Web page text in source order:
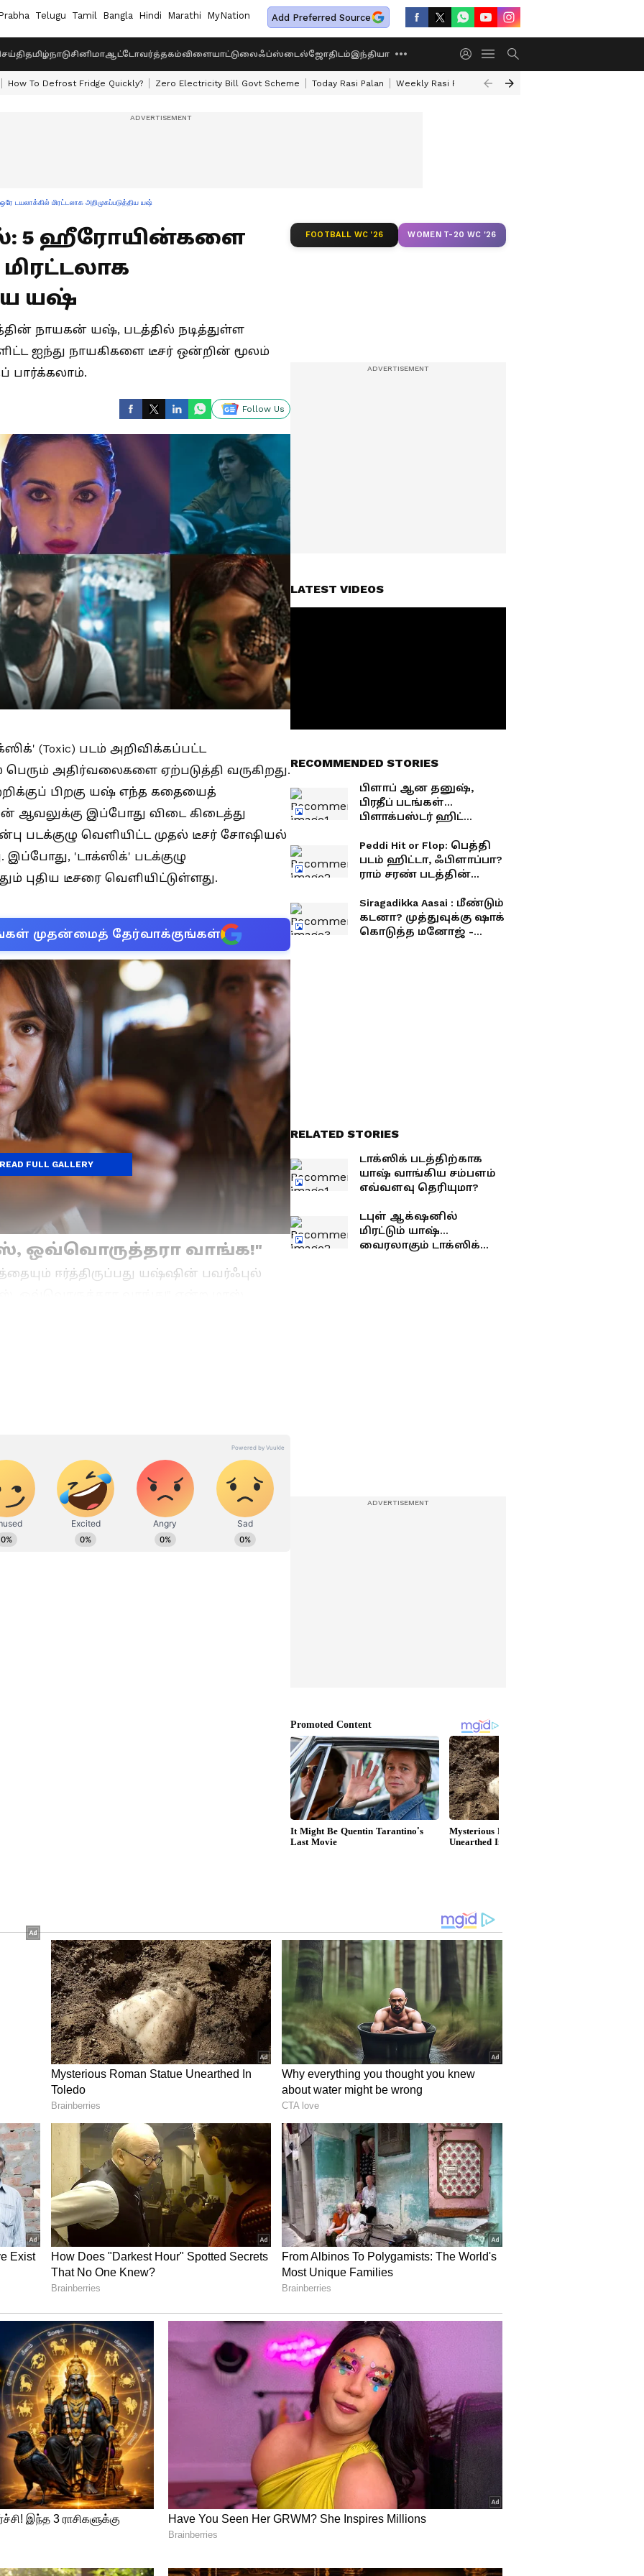
Telugu Tamil Bangla Hindi Marathi MyNation Add Preferred Source
தமிழ்நாடுசினிமாஆட்டோவர்த்தகம்விளையாட்டுலைஃப்ஸ்டைல்ஜோதிடம்இந்தியா
How To Defrost Fridge Quickly? Zero Electricity Bill Govt Scheme Today Rasi Palan Weekly Rasi Palan Sun Transit 2026
டயலாக்கில் மிரட்டலாக அறிமுகப்படுத்திய யஷ்
5 ஹீரோயின்களை
யஷ்
நாயகன் யஷ், படத்தில் நடித்துள்ள
ஐந்து நாயகிகளை டீசர் ஒன்றின் மூலம்
பார்க்கலாம்.
Follow Us
(Toxic) படம் அறிவிக்கப்பட்ட
அதிர்வலைகளை ஏற்படுத்தி வருகிறது.
பிறகு யஷ் எந்த கதையைத்
ஆவலுக்கு இப்போது விடை கிடைத்து
படக்குழு வெளியிட்ட முதல் டீசர் சோஷியல்
இப்போது, 'டாக்ஸிக்' படக்குழு
புதிய டீசரை வெளியிட்டுள்ளது.
முதன்மைத் தேர்வாக்குங்கள்
ஒவ்வொருத்தரா வாங்க!"
ஈர்த்திருப்பது யஷ்ஷின் பவர்ஃபுல்
டபுள் ஆக்‌ஷனில் மிரட்டும்
யாஷ்... வைரலாகும்
டாக்ஸிக் படத்தின்
அடிபொலி டீசர்..!
என்ட்ரி
படத்தில் நடிக்கும் ஐந்து ஸ்டார்
லேடி சூப்பர் ஸ்டார்
கியாரா அத்வானி, ஹுமா குரேஷி, தாரா
தற்போதைய க்ரஷ் ருக்மிணி வசந்த்
நாயகிகள். இவ்வளவு பெரிய நட்சத்திரப்
இந்திய சினிமாவிலேயே ஒரு அபூர்வமான
தனித்துவமான மற்றும் கதைக்குத்
கூறப்படுகிறது.
கீது மோகன்தாஸ் இந்தப் படத்திற்கு ஆக்‌ஷன்-
ஸ்டைலும், யஷ்ஷின் மாஸ் இமேஜும்
சினிமாவாக மாற்றியுள்ளது. KVN
மான்ஸ்டர் மைண்ட்ஸ் நிறுவனங்கள்
குறித்து வைக்கும் நேரம்
மொத்தத்தில், யஷ் இந்த முறை வெறும் மாஸ்
காஸ்ட் மூலம் பாக்ஸ் ஆபிஸை அடித்து
ரிலீஸுக்காக ஆவலுடன் காத்திருக்கிறது.
READ FULL GALLERY
FOOTBALL WC '26 WOMEN T-20 WC '26
LATEST VIDEOS
RECOMMENDED STORIES
பிளாப் ஆன தனுஷ்,
பிரதீப் படங்கள்...
பிளாக்பஸ்டர் ஹிட்
கோலிவுட்டின் 6 மாத
ரிப்போர்ட் இதோ
Peddi Hit or Flop: பெத்தி
படம் ஹிட்டா, ஃபிளாப்பா?
ராம் சரண் படத்தின்
வெளியானது!
Siragadikka Aasai : மீண்டும்
கடனா? முத்துவுக்கு ஷாக்
கொடுத்த மனோஜ் -
RELATED STORIES
டாக்ஸிக் படத்திற்காக
யாஷ் வாங்கிய சம்பளம்
எவ்வளவு தெரியுமா?
டபுள் ஆக்‌ஷனில்
மிரட்டும் யாஷ்...
வைரலாகும் டாக்ஸிக்